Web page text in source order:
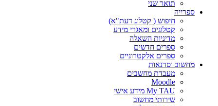
תואר שני
ספרייה
חיפוש ( קטלוג דעת"א)
קטלוגים ומאגרי מידע
מדיניות השאלה
ספרים חדשים
ספרים אלקטרוניים
מחשוב וסדנאות
מעבדת מחשבים
Moodle
My TAU מידע אישי
שירותי מחשוב